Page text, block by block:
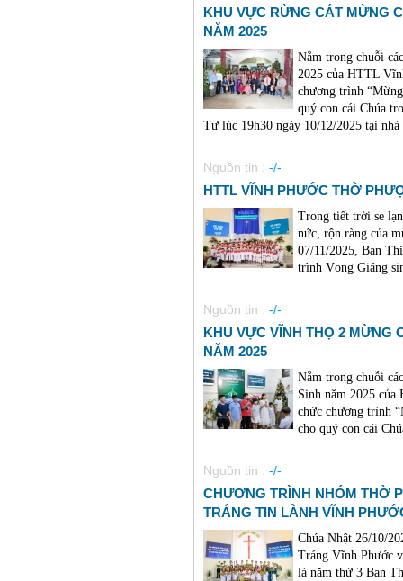
KHU VỰC RỪNG CÁT MỪNG
NĂM 2025
Nằm trong chuỗi
2025 của HTTL
chương trình
quý con cái Chúa
Tư lúc 19h30 ngày 10/12/2025 tại
Nguồn tin : -/-
HTTL VĨNH PHƯỚC THỜ
Trong tiết trời se
nức, rộn ràng của
07/11/2025, Ban
trình Vọng Giáng
Nguồn tin : -/-
KHU VỰC VĨNH THỌ 2 MỪNG
NĂM 2025
Nằm trong chuỗi
Sinh năm 2025
chức chương trình
cho quý con cái
Nguồn tin : -/-
CHƯƠNG TRÌNH NHÓM THỜ
TRÁNG TIN LÀNH VĨNH
Chúa Nhật 26/10/
Tráng Vĩnh Phước
là năm thứ 3 Ban